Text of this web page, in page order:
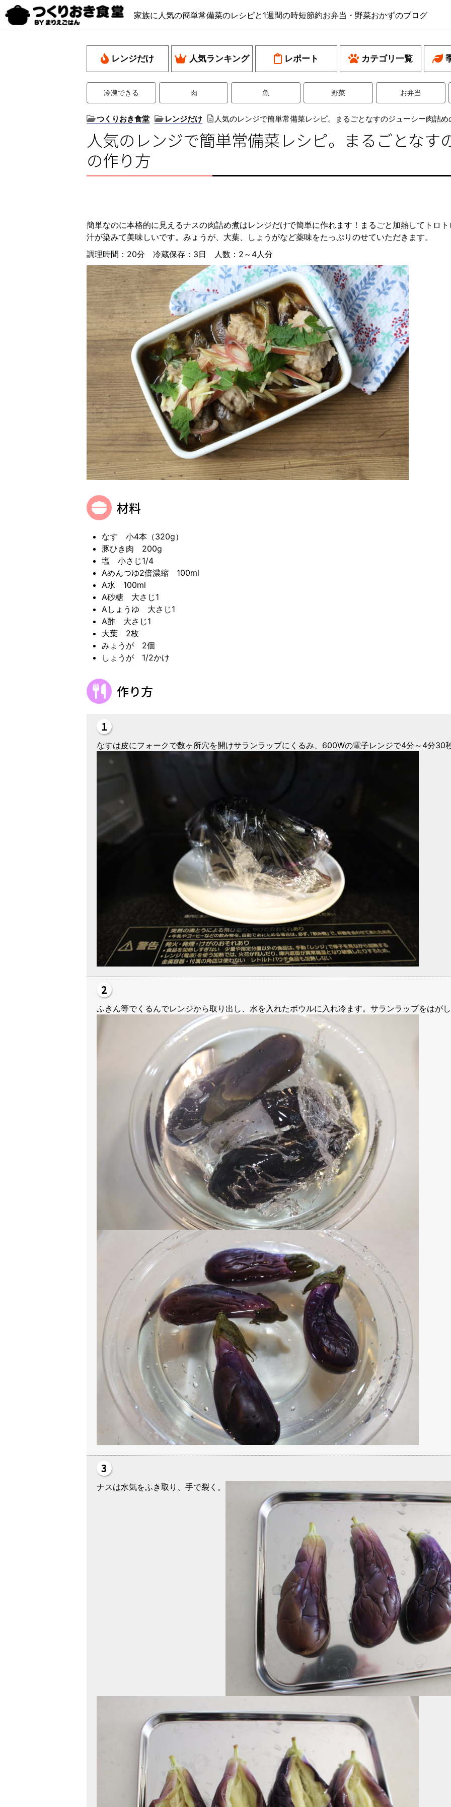
家族に人気の簡単常備菜のレシピと1週間の時短節約お弁当・野菜おかずのブログ
レンジだけ 人気ランキング レポート カテゴリ一覧
冷凍できる 肉 魚 野菜 お弁当
つくりおき食堂 レンジだけ 人気のレンジで簡単常備菜レシピ。まるごとなすのジューシー肉詰め
人気のレンジで簡単常備菜レシピ。まるごとなす
の作り方
簡単なのに本格的に見えるナスの肉詰め煮はレンジだけで簡単に作れます！まるごと加熱してトロ
汁が染みて美味しいです。みょうが、大葉、しょうがなど薬味をたっぷりのせていただきます。
調理時間：20分 冷蔵保存：3日 人数：2～4人分
材料
なす 小4本（320g）
豚ひき肉 200g
塩 小さじ1/4
Aめんつゆ2倍濃縮 100ml
A水 100ml
A砂糖 大さじ1
Aしょうゆ 大さじ1
A酢 大さじ1
大葉 2枚
みょうが 2個
しょうが 1/2かけ
作り方
なすは皮にフォークで数ヶ所穴を開けサランラップにくるみ、600Wの電子レンジで4分～4分30
ふきん等でくるんでレンジから取り出し、水を入れたボウルに入れ冷ます。サランラップをはがし
ナスは水気をふき取り、手で裂く。